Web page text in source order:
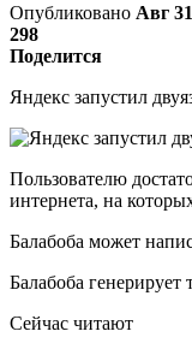
Опубликовано Авг
298
Поделится
Яндекс запустил
Пользователю
интернета, на
Балабоба может
Балабоба
Сейчас читают